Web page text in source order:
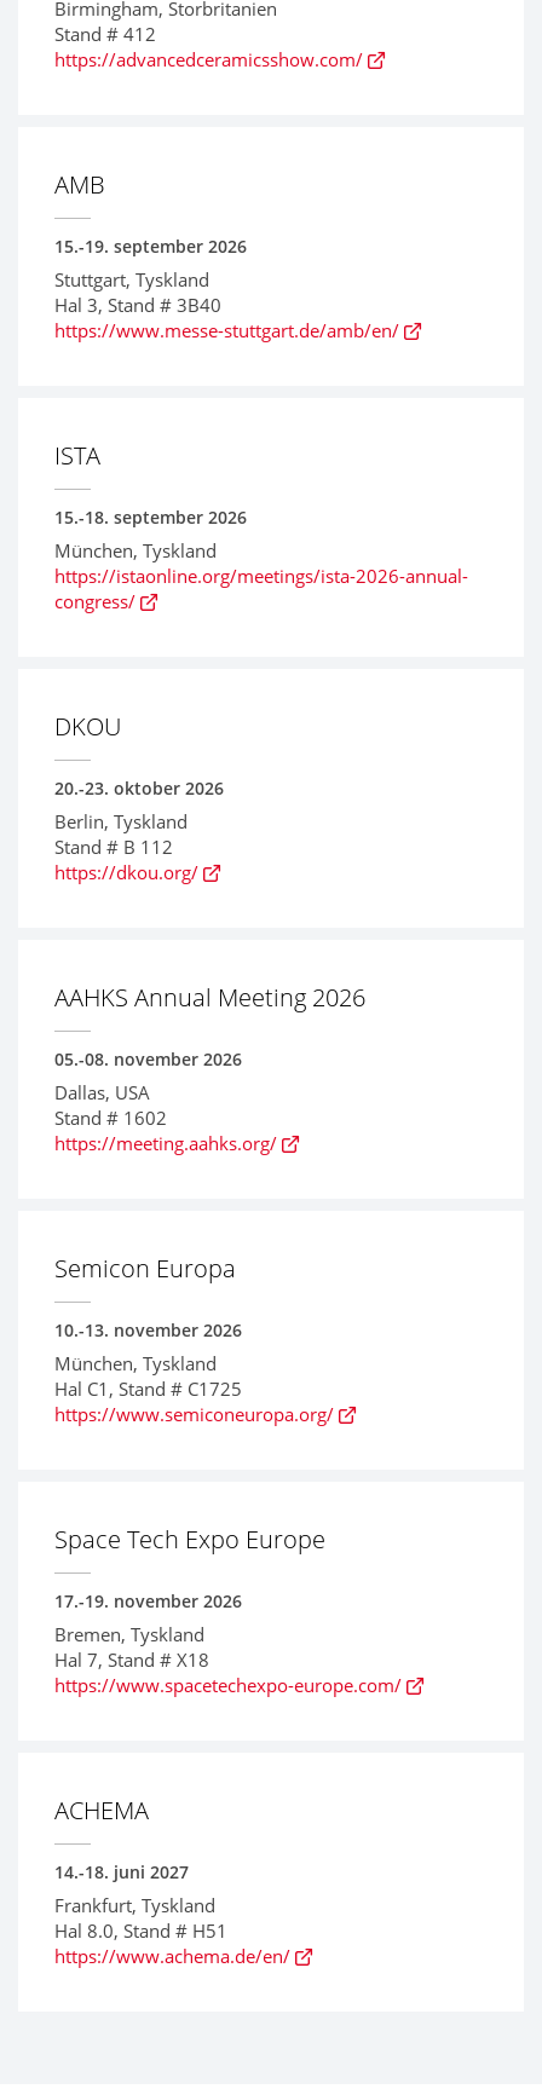
Birmingham, Storbritanien
Stand # 412
https://advancedceramicsshow.com/
AMB
15.-19. september 2026
Stuttgart, Tyskland
Hal 3, Stand # 3B40
https://www.messe-stuttgart.de/amb/en/
ISTA
15.-18. september 2026
München, Tyskland
https://istaonline.org/meetings/ista-2026-annual-
congress/
DKOU
20.-23. oktober 2026
Berlin, Tyskland
Stand # B 112
https://dkou.org/
AAHKS Annual Meeting 2026
05.-08. november 2026
Dallas, USA
Stand # 1602
https://meeting.aahks.org/
Semicon Europa
10.-13. november 2026
München, Tyskland
Hal C1, Stand # C1725
https://www.semiconeuropa.org/
Space Tech Expo Europe
17.-19. november 2026
Bremen, Tyskland
Hal 7, Stand # X18
https://www.spacetechexpo-europe.com/
ACHEMA
14.-18. juni 2027
Frankfurt, Tyskland
Hal 8.0, Stand # H51
https://www.achema.de/en/